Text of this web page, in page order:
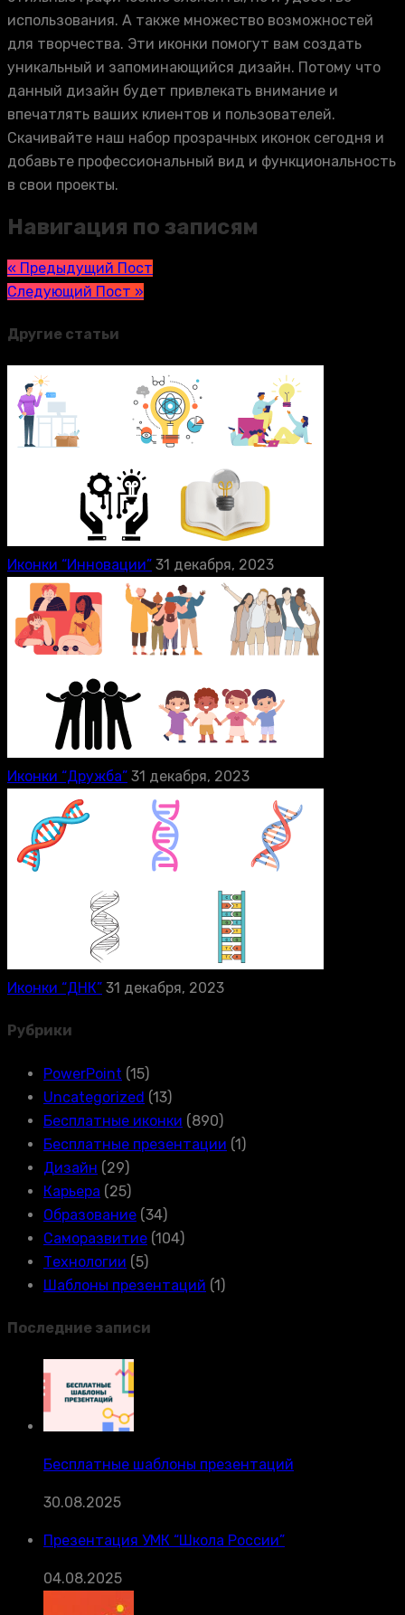
использования. А также множество возможностей
для творчества. Эти иконки помогут вам создать
уникальный и запоминающийся дизайн. Потому что
данный дизайн будет привлекать внимание и
впечатлять ваших клиентов и пользователей.
Скачивайте наш набор прозрачных иконок сегодня и
добавьте профессиональный вид и функциональность
в свои проекты.
Навигация по записям
« Предыдущий Пост
Следующий Пост »
Другие статьи
Иконки “Инновации” 31 декабря, 2023
Иконки “Дружба” 31 декабря, 2023
Иконки “ДНК” 31 декабря, 2023
Рубрики
PowerPoint (15)
Uncategorized (13)
Бесплатные иконки (890)
Бесплатные презентации (1)
Дизайн (29)
Карьера (25)
Образование (34)
Саморазвитие (104)
Технологии (5)
Шаблоны презентаций (1)
Последние записи
Бесплатные шаблоны презентаций
30.08.2025
Презентация УМК “Школа России”
04.08.2025